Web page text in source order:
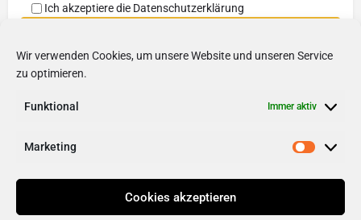
Wir verwenden Cookies, um unsere Website und unseren Service
zu optimieren.
Funktional Immer aktiv
Marketing
Cookies akzeptieren
Ich akzeptiere die Datenschutzerklärung
Friendly Captcha